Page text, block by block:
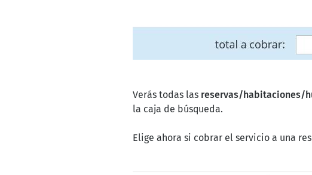
Verás todas las reservas/habitaciones/
la caja de búsqueda.
Elige ahora si cobrar el servicio a una